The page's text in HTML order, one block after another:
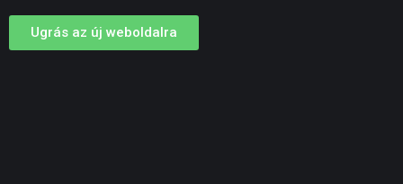
Ugrás az új weboldalra